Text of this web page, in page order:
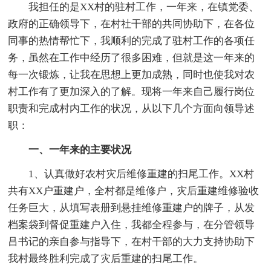
我担任的是XX村的驻村工作，一年来，在镇党委、
政府的正确领导下，在村社干部的共同协助下，在各位
同事的热情帮忙下，我顺利的完成了驻村工作的各项任
务，虽然在工作中经历了很多困难，但就是这一年来的
每一次锻炼，让我在思想上更加成熟，同时也使我对农
村工作有了更加深入的了解。现将一年来自己履行岗位
职责和完成村内工作的状况，从以下几个方面向领导述
职：
一、一年来的主要状况
1、认真做好农村灾后维修重建的扫尾工作。XX村
共有XX户重建户，全村都是维修户，灾后重建维修验收
任务巨大，从填写表册到悬挂维修重建户的牌子，从发
档案袋到督促重建户入住，我都全程参与，在分管领导
吕书记的亲自参与指导下，在村干部的大力支持协助下
我村最终胜利完成了灾后重建的扫尾工作。